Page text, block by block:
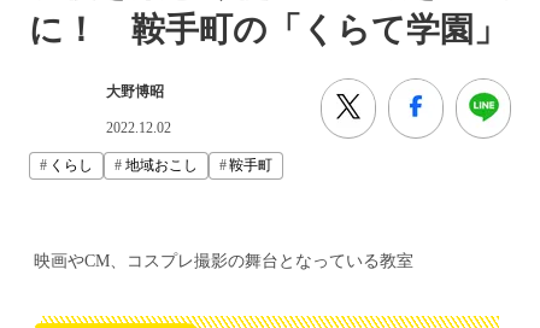
に！ 鞍手町の「くらて学園」
大野博昭
2022.12.02
くらし 地域おこし 鞍手町
映画やCM、コスプレ撮影の舞台となっている教室